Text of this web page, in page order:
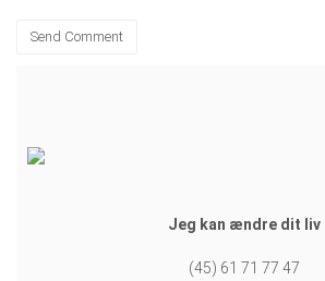
Jeg kan ændre dit liv
(45) 61 71 77 47